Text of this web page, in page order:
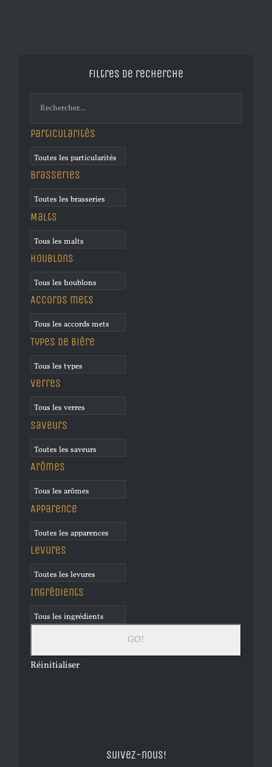
Filtres de recherche
Particularités
Brasseries
Malts
Houblons
Accords mets
Types de bière
Verres
Saveurs
Arômes
Apparence
Levures
Ingrédients
Réinitialiser
Suivez-nous!